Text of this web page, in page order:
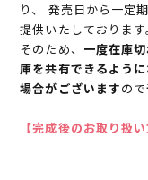
り、 発売日から一定
提供いたしております
そのため、 一度在庫
庫を共有できるよう
場合がございますの
【完成後のお取り扱